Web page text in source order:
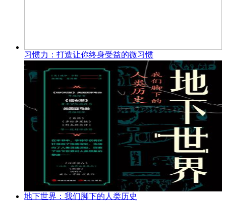
习惯力：打造让你终身受益的微习惯
地下世界：我们脚下的人类历史